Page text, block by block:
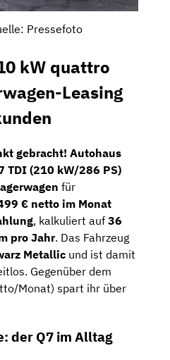
Pressefoto
kW quattro
Leasing
gebracht! Autohaus
TDI (210 kW/286 PS)
für
€ netto im Monat
, kalkuliert auf 36
pro Jahr. Das Fahrzeug
Metallic und ist damit
Gegenüber dem
Monat) spart ihr über
der Q7 im Alltag